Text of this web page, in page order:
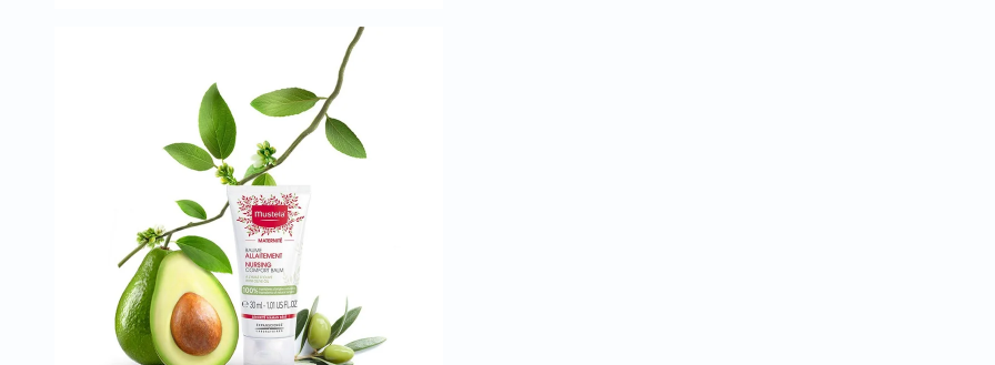
فيتامين
فيتامين
د
فيتامين
هـ
المعادن
المغنيسيوم
الحديد